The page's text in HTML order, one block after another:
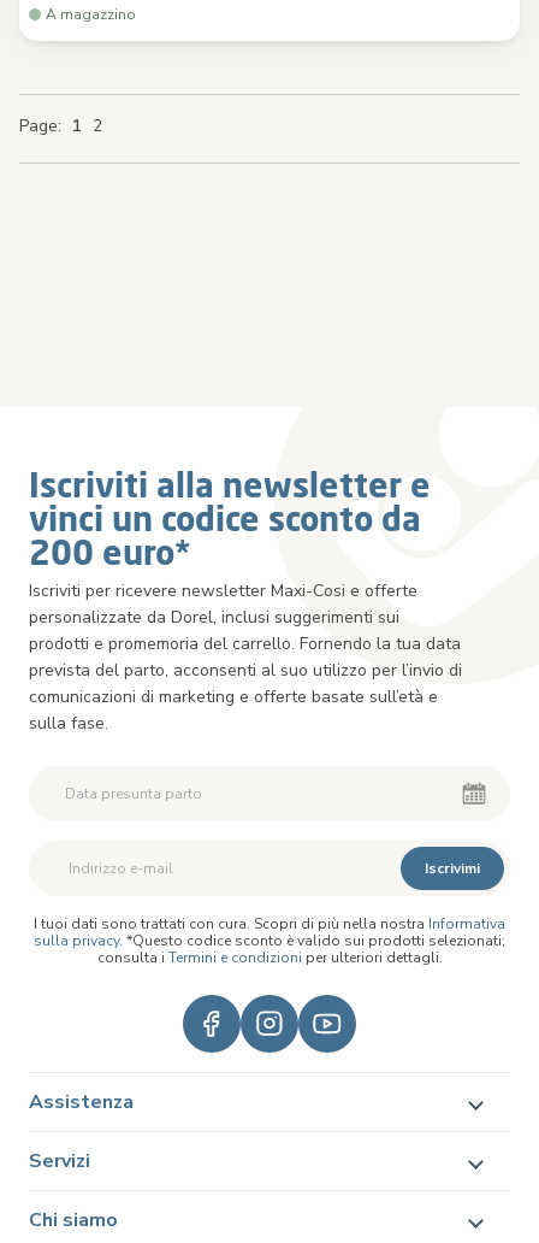
A magazzino
Page You're currently reading page
1 Page
2
Iscriviti alla newsletter e
vinci un codice sconto da
200 euro*
Iscriviti per ricevere newsletter Maxi-Cosi e offerte
personalizzate da Dorel, inclusi suggerimenti sui
prodotti e promemoria del carrello. Fornendo la tua data
prevista del parto, acconsenti al suo utilizzo per l’invio di
comunicazioni di marketing e offerte basate sull’età e
sulla fase.
Iscrivimi
I tuoi dati sono trattati con cura. Scopri di più nella nostra Informativa
sulla privacy. *Questo codice sconto è valido sui prodotti selezionati;
consulta i Termini e condizioni per ulteriori dettagli.
Assistenza
Servizi
Chi siamo